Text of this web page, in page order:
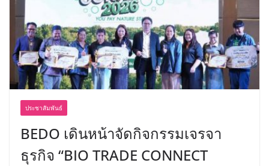
ประชาสัมพันธ์
BEDO เดินหน้าจัดกิจกรรมเจรจา
ธุรกิจ “BIO TRADE CONNECT